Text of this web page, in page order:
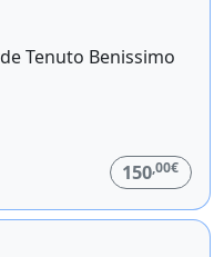
Tenuto Benissimo
150,00€